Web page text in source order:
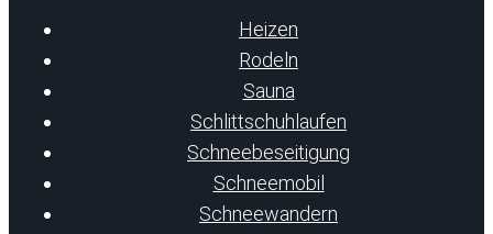
Heizen
Rodeln
Sauna
Schlittschuhlaufen
Schneebeseitigung
Schneemobil
Schneewandern